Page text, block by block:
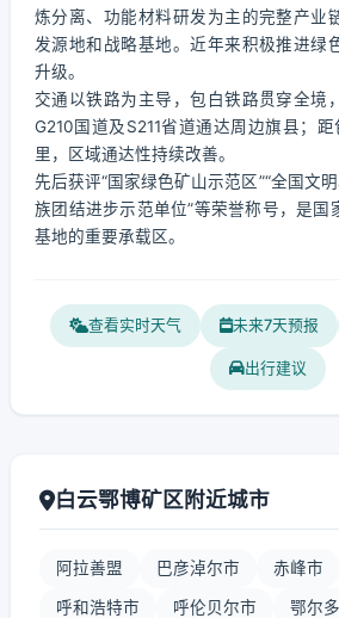
炼分离、功能材料研发为主的完整产业
发源地和战略基地。近年来积极推进绿
升级。
交通以铁路为主导，包白铁路贯穿全境
G210国道及S211省道通达周边旗县；
里，区域通达性持续改善。
先后获评“国家绿色矿山示范区”“全国文
族团结进步示范单位”等荣誉称号，是国
基地的重要承载区。
查看实时天气 未来7天预报
出行建议
白云鄂博矿区附近城市
阿拉善盟 巴彦淖尔市 赤峰市
呼和浩特市 呼伦贝尔市 鄂尔